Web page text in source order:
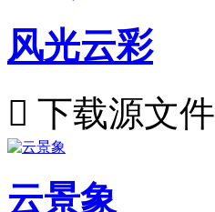
风光云彩
 下载源文件
云景象